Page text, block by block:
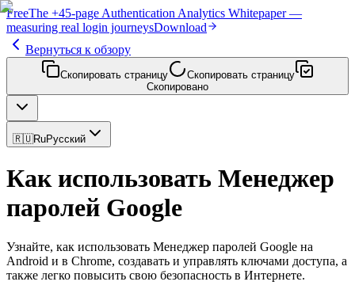
FreeThe +45-page Authentication Analytics Whitepaper —
measuring real login journeysDownload
Вернуться к обзору
Скопировать страницу
Скопировать страницу
Скопировано
🇷🇺RuРусский
Как использовать Менеджер
паролей Google
Узнайте, как использовать Менеджер паролей Google на
Android и в Chrome, создавать и управлять ключами доступа, а
также легко повысить свою безопасность в Интернете.